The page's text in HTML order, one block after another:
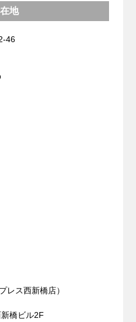
地
46
レス⻄新橋店）
橋ビル2F